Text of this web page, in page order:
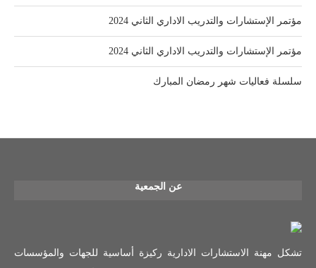
مؤتمر الإستشارات والتدريب الاداري الثاني 2024
مؤتمر الإستشارات والتدريب الاداري الثاني 2024
سلسلة فعاليات شهر رمضان المبارك
عن الجمعية
تشكل مهنة الاستشارات الادارية ركيزة أساسية للجهات والمؤسسات